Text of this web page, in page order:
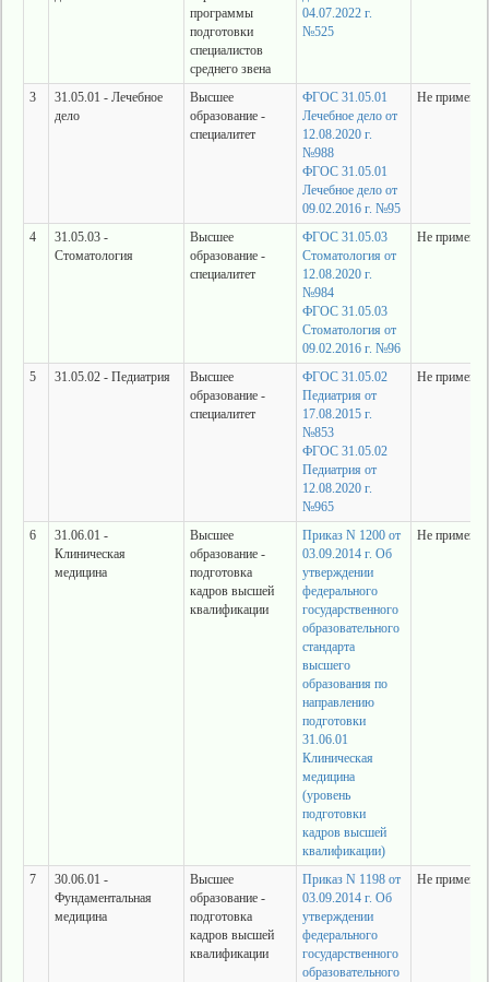
программы
подготовки
специалистов
среднего звена
04.07.2022 г.
№525
3
31.05.01 - Лечебное
дело
Высшее
образование -
специалитет
ФГОС 31.05.01
Лечебное дело от
12.08.2020 г.
№988
ФГОС 31.05.01
Лечебное дело от
09.02.2016 г. №95
Не
4
31.05.03 -
Стоматология
Высшее
образование -
специалитет
ФГОС 31.05.03
Стоматология от
12.08.2020 г.
№984
ФГОС 31.05.03
Стоматология от
09.02.2016 г. №96
Не
5 31.05.02 - Педиатрия
Высшее
образование -
специалитет
ФГОС 31.05.02
Педиатрия от
17.08.2015 г.
№853
ФГОС 31.05.02
Педиатрия от
12.08.2020 г.
№965
Не
6
31.06.01 -
Клиническая
медицина
Высшее
образование -
подготовка
кадров высшей
квалификации
Приказ N 1200 от
03.09.2014 г. Об
утверждении
федерального
государственного
образовательного
стандарта
высшего
образования по
направлению
подготовки
31.06.01
Клиническая
медицина
(уровень
подготовки
кадров высшей
квалификации)
Не
7
30.06.01 -
Фундаментальная
медицина
Высшее
образование -
подготовка
кадров высшей
квалификации
Приказ N 1198 от
03.09.2014 г. Об
утверждении
федерального
государственного
образовательного
Не